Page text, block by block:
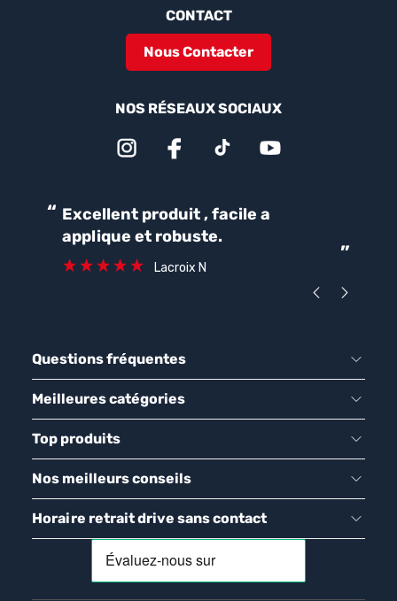
CONTACT
Nous Contacter
NOS RÉSEAUX SOCIAUX
“
”
Excellent produit , facile a
applique et robuste.
Lacroix N
Questions fréquentes
Meilleures catégories
Top produits
Nos meilleurs conseils
Horaire retrait drive sans contact